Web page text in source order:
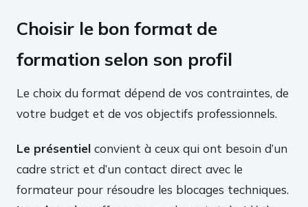
Choisir le bon format de
formation selon son profil
Le choix du format dépend de vos contraintes, de
votre budget et de vos objectifs professionnels.
Le présentiel convient à ceux qui ont besoin d’un
cadre strict et d’un contact direct avec le
formateur pour résoudre les blocages techniques.